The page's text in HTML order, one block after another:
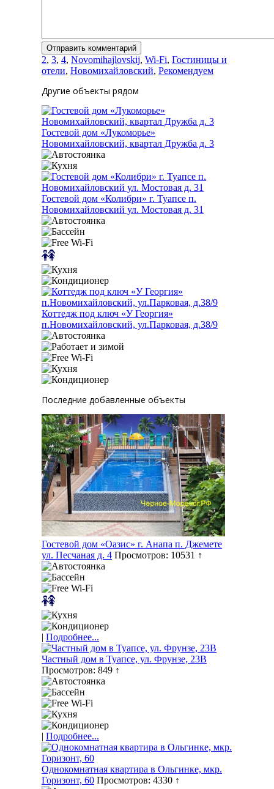
2, 3, 4, Novomihajlovskij, Wi-Fi, Гостиницы и
отели, Новомихайловский, Рекомендуем
Другие объекты рядом
Гостевой дом «Лукоморье»
Новомихайловский, квартал Дружба д. 3
Гостевой дом «Колибри» г. Туапсе п.
Новомихайловский ул. Мостовая д. 31
Коттедж под ключ «У Георгия»
п.Новомихайловский, ул.Парковая, д.38/9
Последние добавленные объекты
Гостевой дом «Оазис» г. Анапа п. Джемете
ул. Песчаная д. 4 Просмотров: 10531 ↑
| Подробнее...
Частный дом в Туапсе, ул. Фрунзе, 23В
Просмотров: 849 ↑
| Подробнее...
Однокомнатная квартира в Ольгинке, мкр.
Горизонт, 60 Просмотров: 4330 ↑